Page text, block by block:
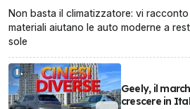
Non basta il climatizzatore: vi
materiali aiutano le auto moderne a
sole
Geely, il
crescere in